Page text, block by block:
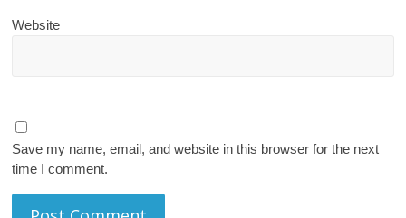
Website
Save my name, email, and website in this browser for the next
time I comment.